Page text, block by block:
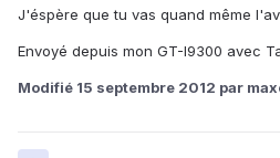
J'éspère que tu vas quand même
Envoyé depuis mon GT-I9300 avec
Modifié 15 septembre 2012 par